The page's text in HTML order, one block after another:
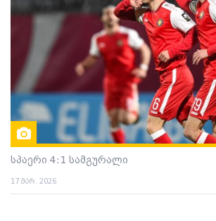
სპაერი 4:1 სამგურალი
17 მარ. 2026